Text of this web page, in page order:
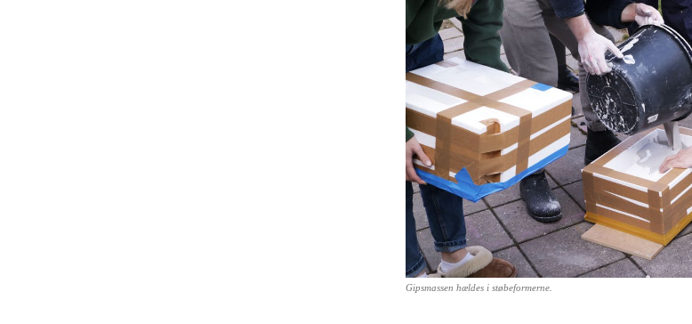
Gipsmassen hældes i støbeformerne.